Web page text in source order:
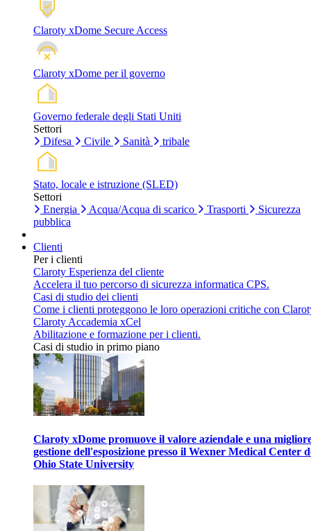
Claroty xDome Secure Access
Claroty xDome per il governo
Governo federale degli Stati Uniti
Settori
Difesa
Civile Sanità tribale
Stato, locale e istruzione (SLED)
Settori
Energia
Acqua/Acqua di scarico Trasporti
Sicurezza
pubblica
Clienti
Per i clienti
Claroty Esperienza del cliente
Accelera il tuo percorso di sicurezza informatica CPS.
Casi di studio dei clienti
Come i clienti proteggono le loro operazioni critiche con
Claroty Accademia xCel
Abilitazione e formazione per i clienti.
Casi di studio in primo piano
Claroty xDome promuove il valore aziendale e una
gestione dell'esposizione presso il Wexner Medical Center
Ohio State University